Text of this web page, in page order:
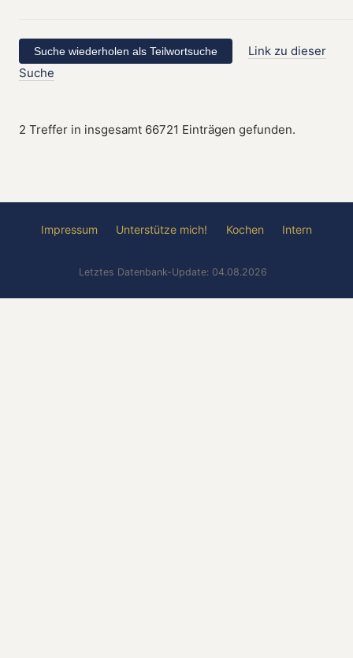
Link zu dieser
Suche
2 Treffer in insgesamt 66721 Einträgen gefunden.
Impressum Unterstütze mich! Kochen Intern
Letztes Datenbank-Update: 04.08.2026